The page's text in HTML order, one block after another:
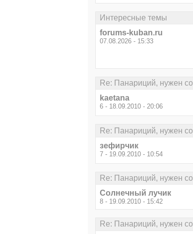
Интересные темы
forums-kuban.ru
07.08.2026 - 15:33
Re: Панариций, нужен
kaetana
6 - 18.09.2010 - 20:06
Re: Панариций, нужен
зефирчик
7 - 19.09.2010 - 10:54
Re: Панариций, нужен
Солнечный лучик
8 - 19.09.2010 - 15:42
Re: Панариций, нужен